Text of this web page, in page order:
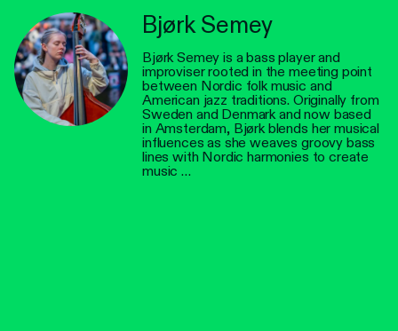
Bjørk Semey
Bjørk Semey is a bass player and
improviser rooted in the meeting point
between Nordic folk music and
American jazz traditions. Originally from
Sweden and Denmark and now based
in Amsterdam, Bjørk blends her musical
influences as she weaves groovy bass
lines with Nordic harmonies to create
music …